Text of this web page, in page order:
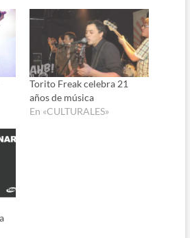
Torito Freak celebra 21
años de música
En «CULTURALES»